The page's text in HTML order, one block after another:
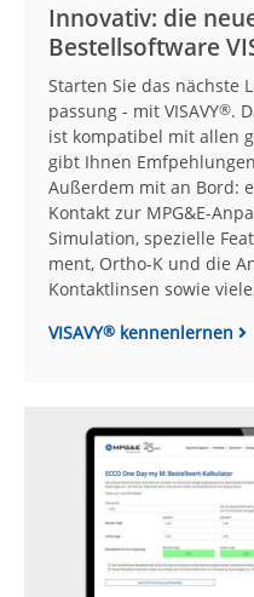
Innovativ: die
Bestellsoftware
Starten Sie das nächste
passung - mit VISAVY®.
ist kompa­tibel mit allen
gibt Ihnen
Außer­dem mit an Bord:
Kontakt zur MPG&E-
Simulation, spezielle
ment, Ortho-K und die
Kontakt­linsen sowie
VISAVY® kennenlernen